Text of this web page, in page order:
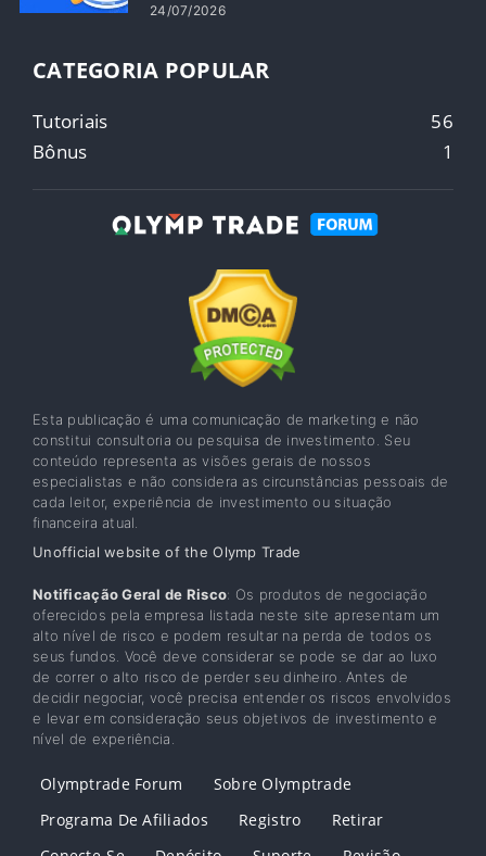
24/07/2026
CATEGORIA POPULAR
Tutoriais
56
Bônus
1
Esta publicação é uma comunicação de marketing e não
constitui consultoria ou pesquisa de investimento. Seu
conteúdo representa as visões gerais de nossos
especialistas e não considera as circunstâncias pessoais de
cada leitor, experiência de investimento ou situação
financeira atual.
Unofficial website of the Olymp Trade
Notificação Geral de Risco: Os produtos de negociação
oferecidos pela empresa listada neste site apresentam um
alto nível de risco e podem resultar na perda de todos os
seus fundos. Você deve considerar se pode se dar ao luxo
de correr o alto risco de perder seu dinheiro. Antes de
decidir negociar, você precisa entender os riscos envolvidos
e levar em consideração seus objetivos de investimento e
nível de experiência.
Olymptrade Forum
Sobre Olymptrade
Programa De Afiliados
Registro
Retirar